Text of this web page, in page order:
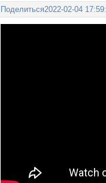
Поделиться2022-02-04